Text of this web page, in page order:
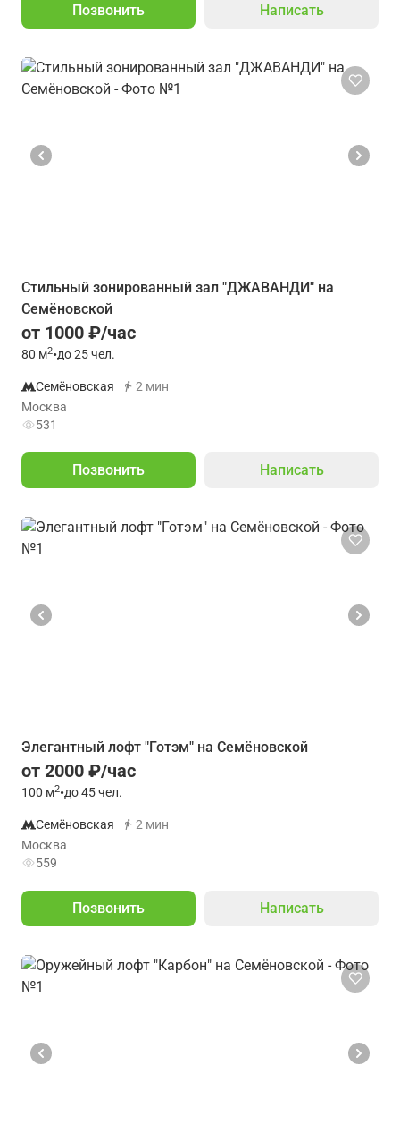
Позвонить Написать
Стильный зонированный зал "ДЖАВАНДИ" на
Семёновской
от 1000 ₽/час
80 м2•до 25 чел.
Семёновская
2 мин
Москва
531
Позвонить Написать
Элегантный лофт "Готэм" на Семёновской
от 2000 ₽/час
100 м2•до 45 чел.
Семёновская
2 мин
Москва
559
Позвонить Написать